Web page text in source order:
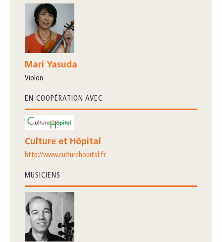
Mari Yasuda
violon
EN COOPÉRATION AVEC
Culture et Hôpital
http://www.culturehopital.fr
MUSICIENS